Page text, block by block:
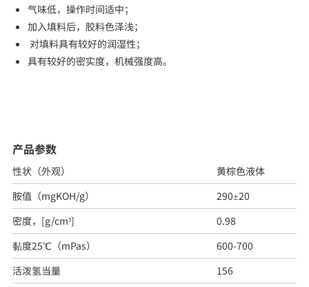
气味低，操作时间适中；
加入填料后，胶料色泽浅；
对填料具有较好的润湿性；
具有较好的密实度，机械强度高。
产品参数
性状（外观）
黄棕色液体
胺值（mgKOH/g）
290±20
密度，[g/cm³]
0.98
黏度25℃（mPas）
600-700
活泼氢当量
156